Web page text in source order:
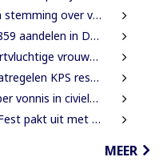
VN-mensenrechtenchef
openbare digitale inschrijving
verdachte in Guyana aan
en inverzekeringstellingen van verdachte
zaak Decembermoorden
in het Zuiderpark van Den Haag
MEER